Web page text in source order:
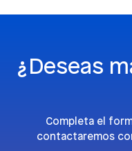
¿Deseas
Completa el
contactaremos